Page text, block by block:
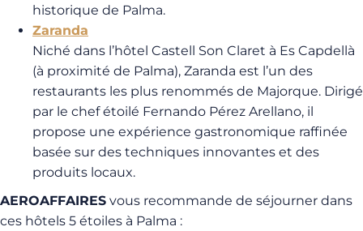
historique de Palma.
Zaranda
Niché dans l’hôtel Castell Son Claret à Es Capdellà
(à proximité de Palma), Zaranda est l’un des
restaurants les plus renommés de Majorque. Dirigé
par le chef étoilé Fernando Pérez Arellano, il
propose une expérience gastronomique raffinée
basée sur des techniques innovantes et des
produits locaux.
AEROAFFAIRES vous recommande de séjourner dans
ces hôtels 5 étoiles à Palma :